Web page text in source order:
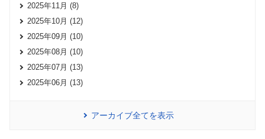
2025年11月 (8)
2025年10月 (12)
2025年09月 (10)
2025年08月 (10)
2025年07月 (13)
2025年06月 (13)
アーカイブ全てを表示